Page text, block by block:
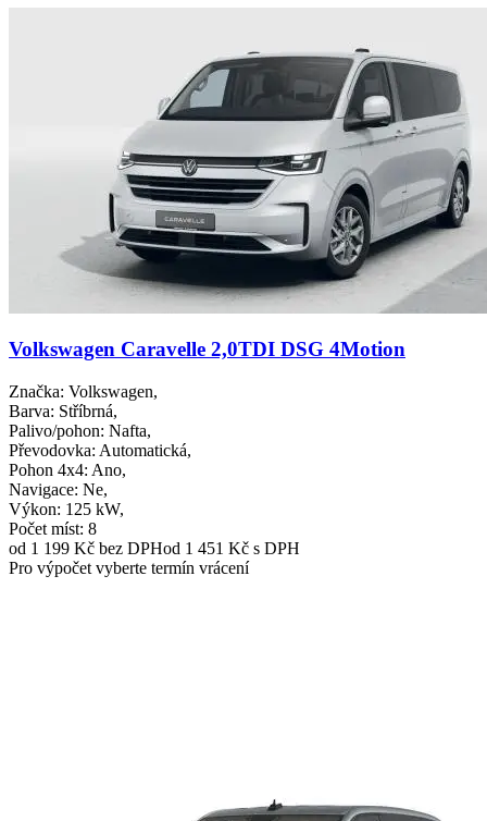
Volkswagen Caravelle 2,0TDI DSG 4Motion
Značka: Volkswagen,
Barva: Stříbrná,
Palivo/pohon: Nafta,
Převodovka: Automatická,
Pohon 4x4: Ano,
Navigace: Ne,
Výkon: 125 kW,
Počet míst: 8
od 1 199 Kč bez DPHod 1 451 Kč s DPH
Pro výpočet vyberte termín vrácení